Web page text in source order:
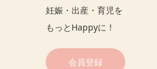
妊娠・出産・育児を
もっとHappyに！
会員登録